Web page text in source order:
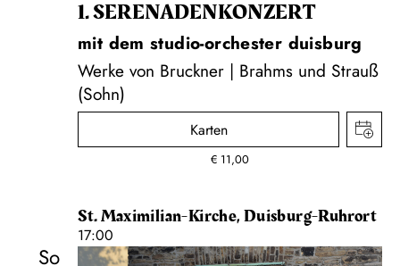
1. SERENADEN­KONZERT
mit dem studio-orchester duisburg
Werke von Bruckner | Brahms und Strauß
(Sohn)
Karten
€ 11,00
St. Maximilian-Kirche, Duisburg-Ruhrort
17:00
So